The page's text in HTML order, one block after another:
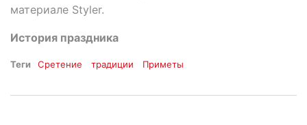
материале Styler.
История праздника
Теги Сретение традиции Приметы